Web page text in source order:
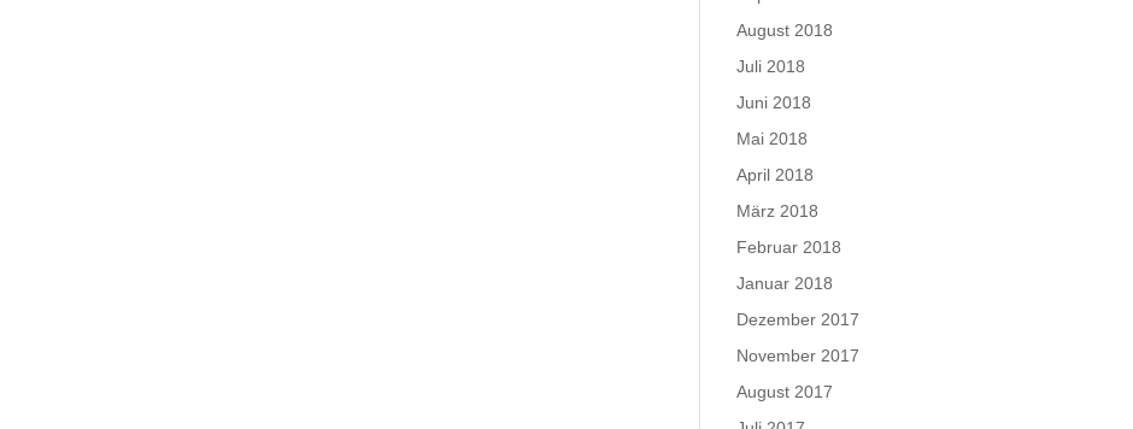
August 2018
Juli 2018
Juni 2018
Mai 2018
April 2018
März 2018
Februar 2018
Januar 2018
Dezember 2017
November 2017
August 2017